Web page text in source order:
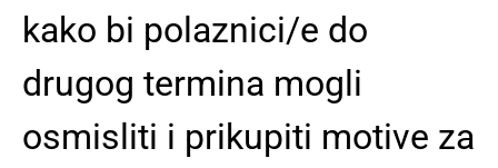
kako bi polaznici/e do
drugog termina mogli
osmisliti i prikupiti motive za